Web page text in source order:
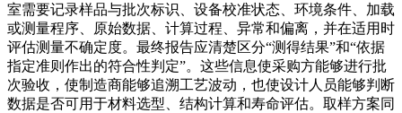
室需要记录样品与批次标识、设备校准状态、环境条件、加载
或测量程序、原始数据、计算过程、异常和偏离，并在适用时
评估测量不确定度。最终报告应清楚区分“测得结果”和“依据
指定准则作出的符合性判定”。这些信息使采购方能够进行批
次验收，使制造商能够追溯工艺波动，也使设计人员能够判断
数据是否可用于材料选型、结构计算和寿命评估。取样方案同